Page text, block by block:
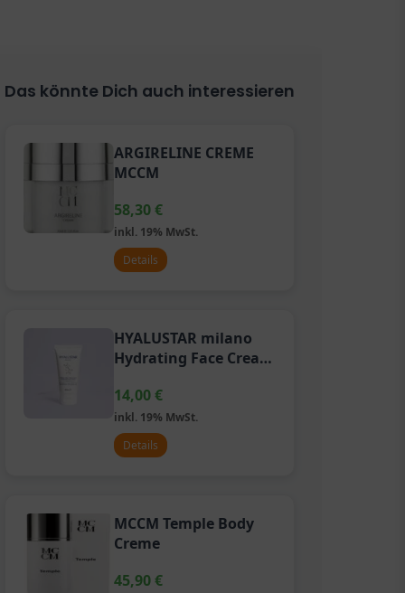
Das könnte Dich auch interessieren
ARGIRELINE CREME
MCCM
58,30€
inkl. 19% MwSt.
Details
HYALUSTAR milano
Hydrating Face Cream
Feuchtigkeitsspendende
Gesichtscreme
14,00€
inkl. 19% MwSt.
Details
MCCM Temple Body
Creme
45,90€